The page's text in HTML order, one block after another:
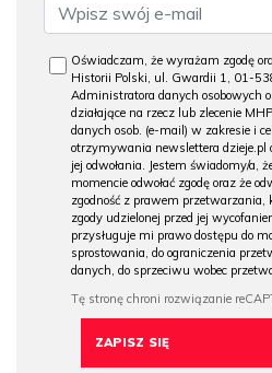
Oświadczam, że wyrażam zgodę
Historii Polski, ul. Gwardii 1, 01-
Administratora danych osobowych
działające na rzecz lub zlecenie
danych osob. (e-mail) w zakresie i
otrzymywania newslettera dzieje.pl
jej odwołania. Jestem świadomy/a,
momencie odwołać zgodę oraz że
zgodność z prawem przetwarzania,
zgody udzielonej przed jej
przysługuje mi prawo dostępu do
sprostowania, do ograniczenia
danych, do sprzeciwu wobec